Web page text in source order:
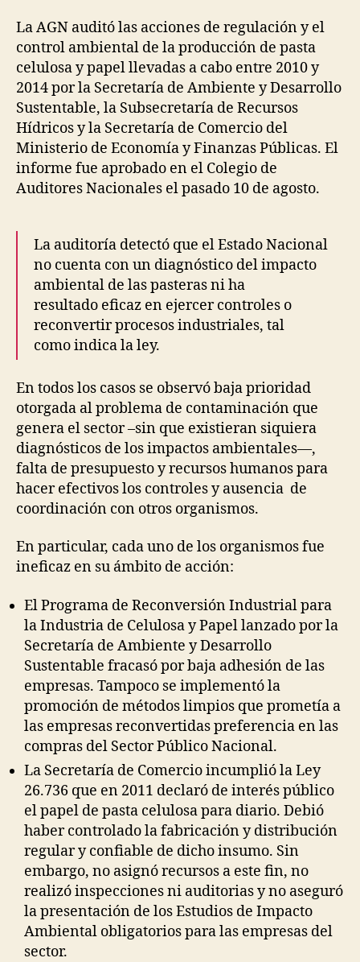
La AGN auditó las acciones de regulación y el
control ambiental de la producción de pasta
celulosa y papel llevadas a cabo entre 2010 y
2014 por la Secretaría de Ambiente y Desarrollo
Sustentable, la Subsecretaría de Recursos
Hídricos y la Secretaría de Comercio del
Ministerio de Economía y Finanzas Públicas. El
informe fue aprobado en el Colegio de
Auditores Nacionales el pasado 10 de agosto.
La auditoría detectó que el Estado Nacional
no cuenta con un diagnóstico del impacto
ambiental de las pasteras ni ha
resultado eficaz en ejercer controles o
reconvertir procesos industriales, tal
como indica la ley.
En todos los casos se observó baja prioridad
otorgada al problema de contaminación que
genera el sector –sin que existieran siquiera
diagnósticos de los impactos ambientales—,
falta de presupuesto y recursos humanos para
hacer efectivos los controles y ausencia de
coordinación con otros organismos.
En particular, cada uno de los organismos fue
ineficaz en su ámbito de acción:
El Programa de Reconversión Industrial para
la Industria de Celulosa y Papel lanzado por la
Secretaría de Ambiente y Desarrollo
Sustentable fracasó por baja adhesión de las
empresas. Tampoco se implementó la
promoción de métodos limpios que prometía a
las empresas reconvertidas preferencia en las
compras del Sector Público Nacional.
La Secretaría de Comercio incumplió la Ley
26.736 que en 2011 declaró de interés público
el papel de pasta celulosa para diario. Debió
haber controlado la fabricación y distribución
regular y confiable de dicho insumo. Sin
embargo, no asignó recursos a este fin, no
realizó inspecciones ni auditorias y no aseguró
la presentación de los Estudios de Impacto
Ambiental obligatorios para las empresas del
sector.